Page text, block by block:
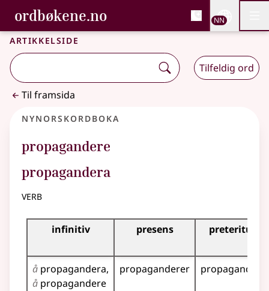
Gå til hovudinnhald
Tilgjenge
ordbøkene.no, Bokmålsordboka og
Bokmålsordboka og Nynorskordboka
NN
Artikkelside
Tilfeldig ord
Til framsida
Nynorskordboka
propagandere
propagandera
verb
Bøyningstabell for dette verbet
infinitiv presens preteritum
å propagandera
å propagandere
propaganderer